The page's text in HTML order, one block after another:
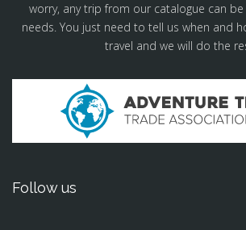
worry, any trip from our catalogue can
needs. You just need to tell us when and
travel and we will do the
Follow us